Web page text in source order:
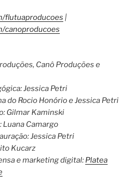
flutuaproducoes |
canoproducoes
Canô Produções e
Jessica Petri
do Rocio Honório e Jessica Petri
Gilmar Kaminski
Luana Camargo
Jessica Petri
Kucarz
e marketing digital: Platea